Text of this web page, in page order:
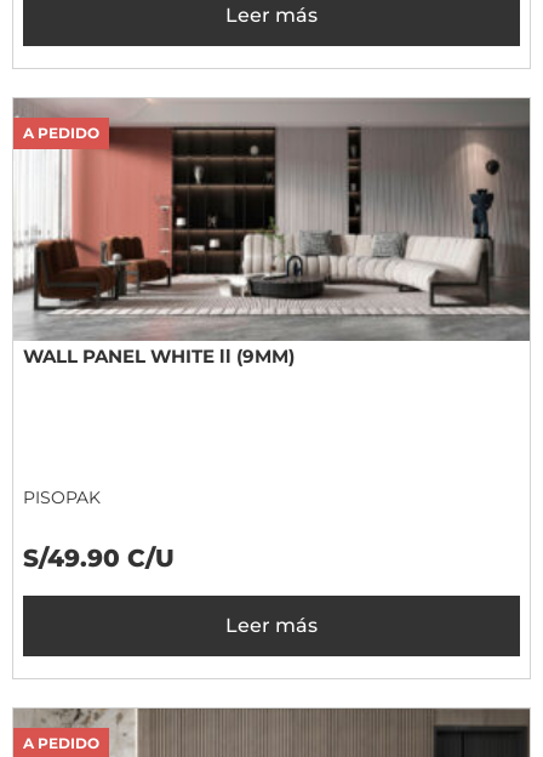
Leer más
A PEDIDO
WALL PANEL WHITE ll (9MM)
PISOPAK
S/49.90 C/U
Leer más
A PEDIDO